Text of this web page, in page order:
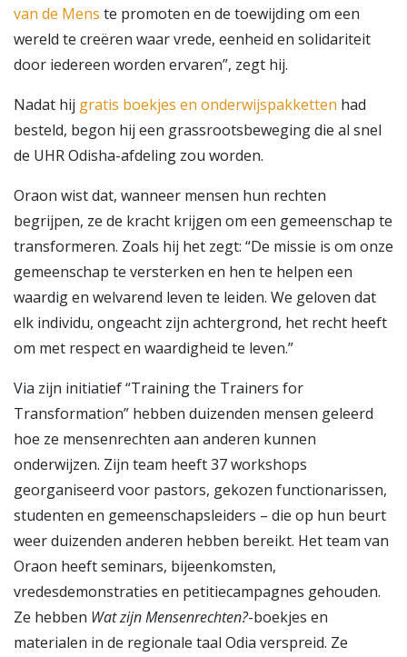
van de Mens te promoten en de toewijding om een
wereld te creëren waar vrede, eenheid en solidariteit
door iedereen worden ervaren”, zegt hij.
Nadat hij gratis boekjes en onderwijspakketten had
besteld, begon hij een grassroots­beweging die al snel
de UHR Odisha-afdeling zou worden.
Oraon wist dat, wanneer mensen hun rechten
begrijpen, ze de kracht krijgen om een gemeenschap te
transformeren. Zoals hij het zegt: “De missie is om onze
gemeenschap te versterken en hen te helpen een
waardig en welvarend leven te leiden. We geloven dat
elk individu, ongeacht zijn achtergrond, het recht heeft
om met respect en waardigheid te leven.”
Via zijn initiatief “Training the Trainers for
Transformation” hebben duizenden mensen geleerd
hoe ze mensenrechten aan anderen kunnen
onderwijzen. Zijn team heeft 37 workshops
georganiseerd voor pastors, gekozen functionarissen,
studenten en gemeenschapsleiders – die op hun beurt
weer duizenden anderen hebben bereikt. Het team van
Oraon heeft seminars, bijeenkomsten,
vredesdemonstraties en petitiecampagnes gehouden.
Ze hebben Wat zijn Mensenrechten?-boekjes en
materialen in de regionale taal Odia verspreid. Ze